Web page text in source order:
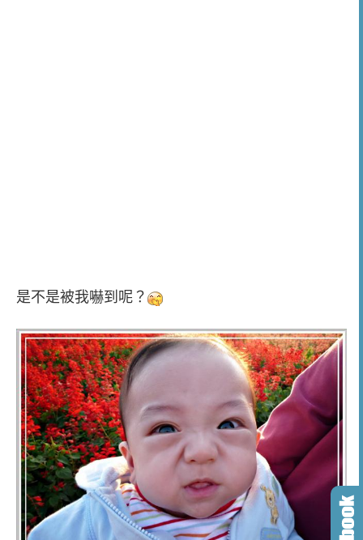
是不是被我嚇到呢？